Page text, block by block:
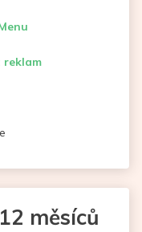
reklam
měsíců